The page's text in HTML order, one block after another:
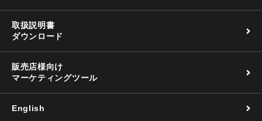
取扱説明書
ダウンロード
販売店様向け
マーケティングツール
English